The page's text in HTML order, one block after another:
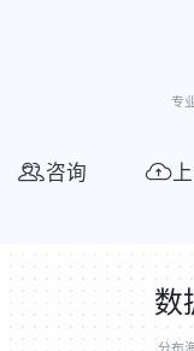
专
咨询
数
分布